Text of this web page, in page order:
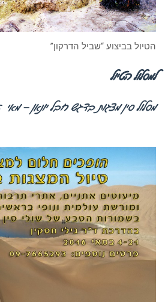
הטיול בביצוע “שביל הדרקון”
למסלול הטיול
מסלול סין מצגות בדגש חבל יונאן – מאי 2016